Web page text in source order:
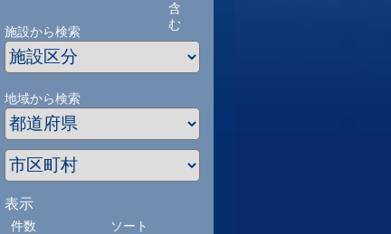
含
む
施設から検索
地域から検索
表示
件数 ソート